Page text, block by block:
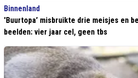
Binnenland
'Buurtopa’ misbruikte drie meisjes en
beelden: vier jaar cel, geen tbs